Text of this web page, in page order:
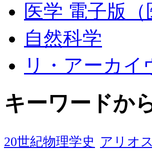
医学 電子版
自然科学
リ・アーカイ
キーワードか
20世紀物理学史 アリオ